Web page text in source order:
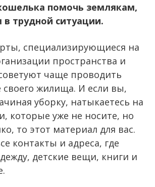
помочь землякам,
трудной ситуации.
специализирующиеся на
пространства и
чаще проводить
своего жилища. И если вы,
уборку, натыкаетесь на
которые уже не носите, но
то этот материал для вас.
контакты и адреса, где
детские вещи, книги и